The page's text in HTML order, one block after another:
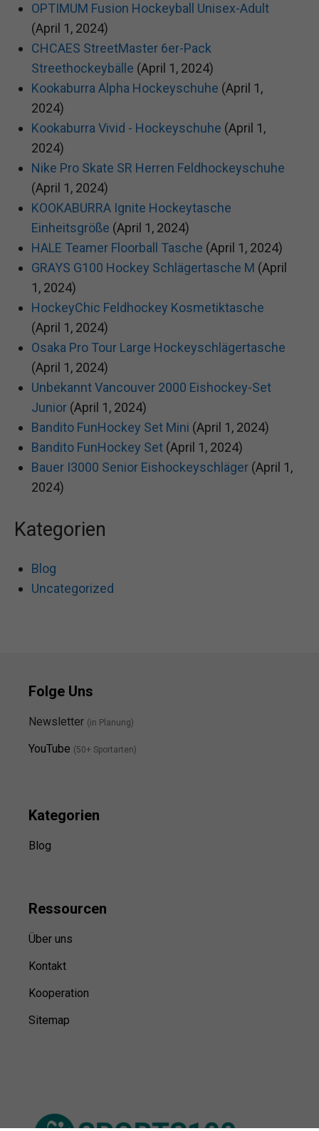
OPTIMUM Fusion Hockeyball Unisex-Adult
(April 1, 2024)
CHCAES StreetMaster 6er-Pack
Streethockeybälle (April 1, 2024)
Kookaburra Alpha Hockeyschuhe (April 1,
2024)
Kookaburra Vivid - Hockeyschuhe (April 1,
2024)
Nike Pro Skate SR Herren Feldhockeyschuhe
(April 1, 2024)
KOOKABURRA Ignite Hockeytasche
Einheitsgröße (April 1, 2024)
HALE Teamer Floorball Tasche (April 1, 2024)
GRAYS G100 Hockey Schlägertasche M (April
1, 2024)
HockeyChic Feldhockey Kosmetiktasche
(April 1, 2024)
Osaka Pro Tour Large Hockeyschlägertasche
(April 1, 2024)
Unbekannt Vancouver 2000 Eishockey-Set
Junior (April 1, 2024)
Bandito FunHockey Set Mini (April 1, 2024)
Bandito FunHockey Set (April 1, 2024)
Bauer I3000 Senior Eishockeyschläger (April 1,
2024)
Kategorien
Blog
Uncategorized
Folge Uns
Newsletter (in Planung)
YouTube (50+ Sportarten)
Kategorien
Blog
Ressourcen
Über uns
Kontakt
Kooperation
Sitemap